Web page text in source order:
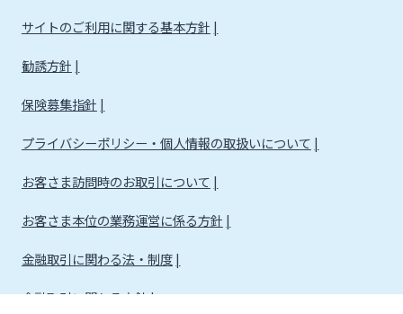
サイトのご利用に関する基本方針
勧誘方針
保険募集指針
プライバシーポリシー・個人情報の取扱いについて
お客さま訪問時のお取引について
お客さま本位の業務運営に係る方針
金融取引に関わる法・制度
金融取引に関わる方針